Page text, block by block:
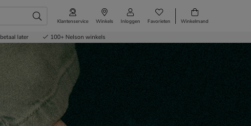
Klantenservice Winkels Inloggen Favorieten Winkelmand
betaal later 100+ Nelson winkels